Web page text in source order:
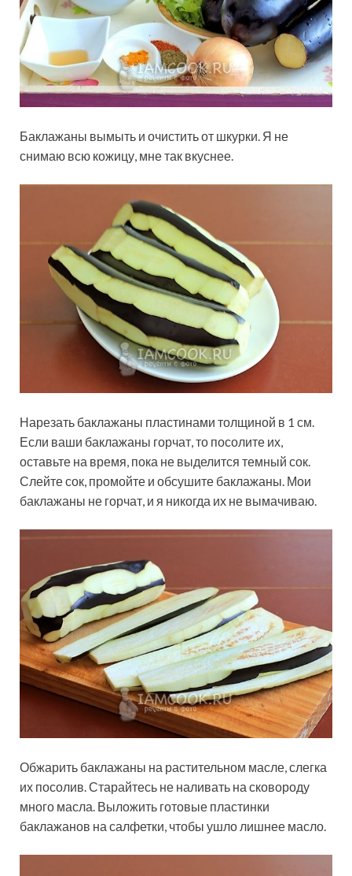
Баклажаны вымыть и очистить от шкурки. Я не
снимаю всю кожицу, мне так вкуснее.
Нарезать баклажаны пластинами толщиной в 1 см.
Если ваши баклажаны горчат, то посолите их,
оставьте на время, пока не выделится темный сок.
Слейте сок, промойте и обсушите баклажаны. Мои
баклажаны не горчат, и я никогда их не вымачиваю.
Обжарить баклажаны на растительном масле, слегка
их посолив. Старайтесь не наливать на сковороду
много масла. Выложить готовые пластинки
баклажанов на салфетки, чтобы ушло лишнее масло.